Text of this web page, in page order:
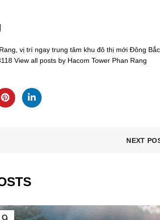
vị trí ngay trung tâm khu đô thị mới Đông
View all posts by Hacom Tower Phan Rang
NEXT